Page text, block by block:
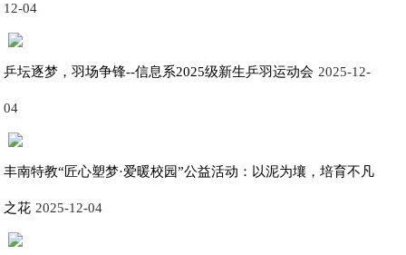
12-04
乒坛逐梦，羽场争锋--信息系2025级新生乒羽运动会 2025-12-
04
丰南特教“匠心塑梦·爱暖校园”公益活动：以泥为壤，培育不凡
之花 2025-12-04